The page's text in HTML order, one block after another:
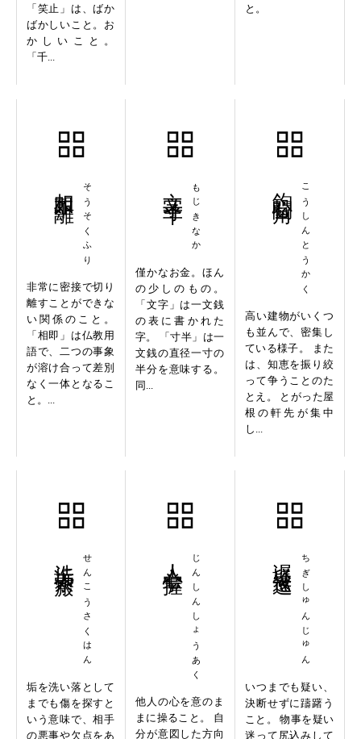
「笑止」は、ばか
ばかしいこと。お
かしいこと。
「千...
と。
そうそくふり
非常に密接で切り
離すことができな
い関係のこと。
「相即」は仏教用
語で、二つの事象
が溶け合って差別
なく一体となるこ
と。...
もじきなか
僅かなお金。ほん
の少しのもの。
「文字」は一文銭
の表に書かれた
字。 「寸半」は一
文銭の直径一寸の
半分を意味する。
同...
こうしんとうかく
高い建物がいくつ
も並んで、密集し
ている様子。 また
は、知恵を振り絞
って争うことのた
とえ。 とがった屋
根の軒先が集中
し...
せんこうさくはん
垢を洗い落として
までも傷を探すと
いう意味で、相手
の悪事や欠点をあ
じんしんしょうあく
他人の心を意のま
まに操ること。 自
分が意図した方向
ちぎしゅんじゅん
いつまでも疑い、
決断せずに躊躇う
こと。 物事を疑い
迷って尻込みして